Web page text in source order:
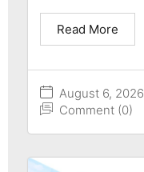
August 6, 2026
Comment (0)
Read More